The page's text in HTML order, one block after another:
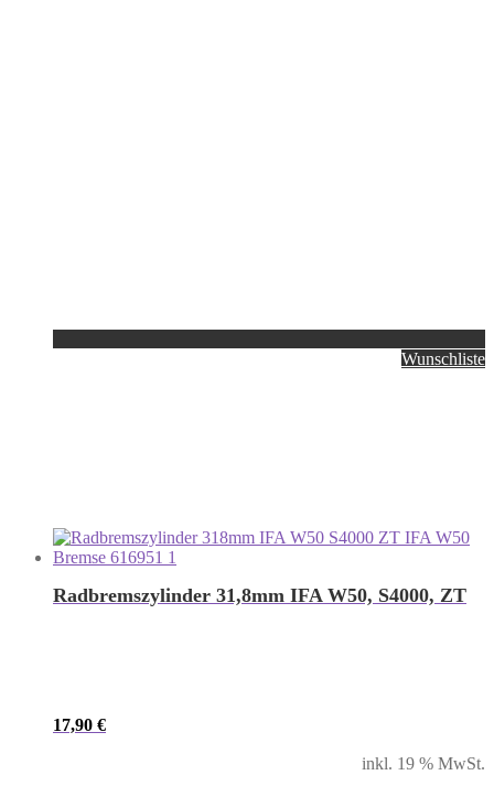
Wunschliste
Radbremszylinder 31,8mm IFA W50, S4000, ZT
17,90 €
inkl. 19 % MwSt.